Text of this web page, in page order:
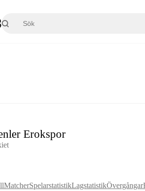
Erokspor
MatcherSpelarstatistikLagstatistikÖvergångar